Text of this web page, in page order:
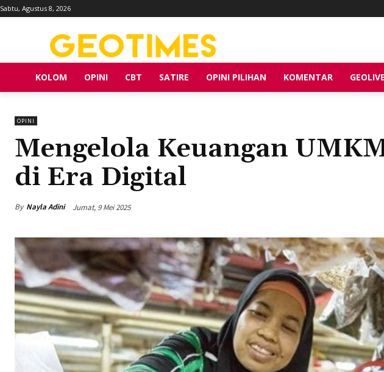
Sabtu, Agustus 8, 2026
KOLOM OPINI CBT SATIRE OPINI PILIHAN KOMENTAR GEOLIVE
OPINI
Mengelola Keuangan
di Era Digital
By Nayla Adini Jumat, 9 Mei 2025